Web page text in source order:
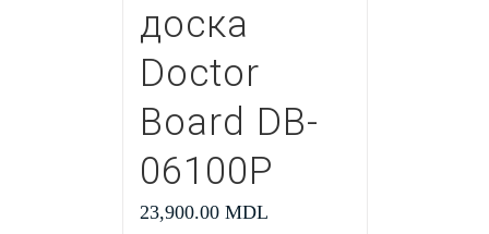
доска
Doctor
Board DB-
06100P
23,900.00 MDL